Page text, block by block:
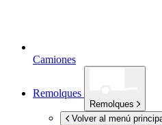
Camiones
Remolques
Remolques
Volver al menú